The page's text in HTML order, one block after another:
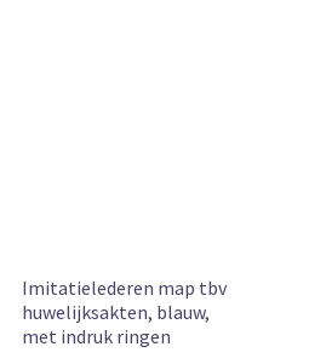
Imitatielederen map tbv
huwelijksakten, blauw,
met indruk ringen